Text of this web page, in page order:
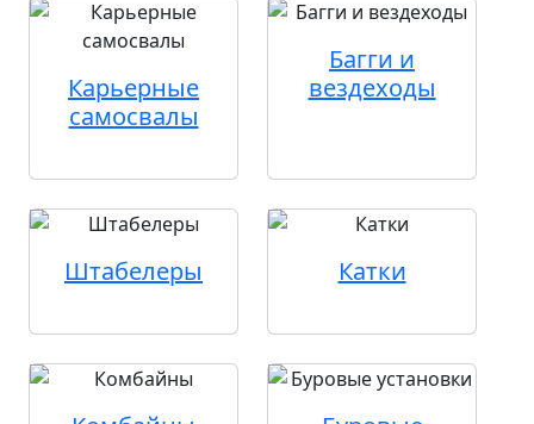
Карьерные
самосвалы
Багги и
вездеходы
Штабелеры Катки